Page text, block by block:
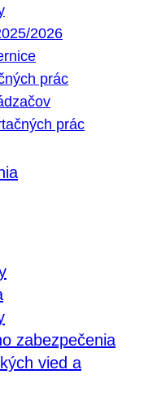
2026
prác
prác
zabezpečenia
vied a